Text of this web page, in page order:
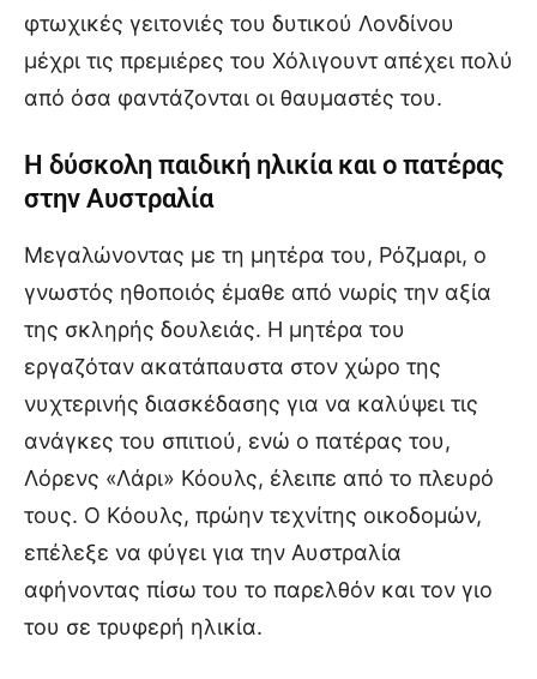
φτωχικές γειτονιές του δυτικού Λονδίνου
μέχρι τις πρεμιέρες του Χόλιγουντ απέχει πολύ
από όσα φαντάζονται οι θαυμαστές του.
Η δύσκολη παιδική ηλικία και ο πατέρας
στην Αυστραλία
Μεγαλώνοντας με τη μητέρα του, Ρόζμαρι, ο
γνωστός ηθοποιός έμαθε από νωρίς την αξία
της σκληρής δουλειάς. Η μητέρα του
εργαζόταν ακατάπαυστα στον χώρο της
νυχτερινής διασκέδασης για να καλύψει τις
ανάγκες του σπιτιού, ενώ ο πατέρας του,
Λόρενς «Λάρι» Κόουλς, έλειπε από το πλευρό
τους. Ο Κόουλς, πρώην τεχνίτης οικοδομών,
επέλεξε να φύγει για την Αυστραλία
αφήνοντας πίσω του το παρελθόν και τον γιο
του σε τρυφερή ηλικία.